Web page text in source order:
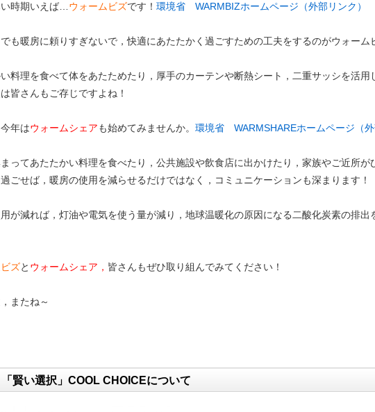
時期いえば…ウォームビズです！ 環境省 WARMBIZホームページ（外部リンク）
も暖房に頼りすぎないで，快適にあたたかく過ごすための工夫をするのがウォーム
料理を食べて体をあたためたり，厚手のカーテンや断熱シート，二重サッシを活
皆さんもご存じですよね！
年はウォームシェアも始めてみませんか。 環境省 WARMSHAREホームページ（外
ってあたたかい料理を食べたり，公共施設や飲食店に出かけたり，家族やご近所が
ごせば，暖房の使用を減らせるだけではなく，コミュニケーションも深まります！
が減れば，灯油や電気を使う量が減り，地球温暖化の原因になる二酸化炭素の排出
ズと ウォームシェア， 皆さんもぜひ取り組んでみてください！
またね～
「賢い選択」COOL CHOICEについて